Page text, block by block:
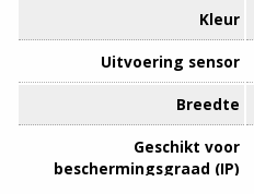
Kleur
Uitvoering sensor
Breedte
Geschikt voor
beschermingsgraad (IP)